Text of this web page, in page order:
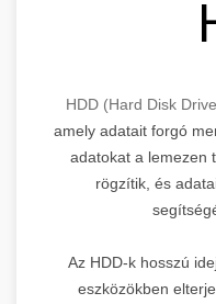
HDD (Hard Disk
amely adatait forgó
adatokat a lemezen
rögzítik, és
Az HDD-k hosszú
eszközökben